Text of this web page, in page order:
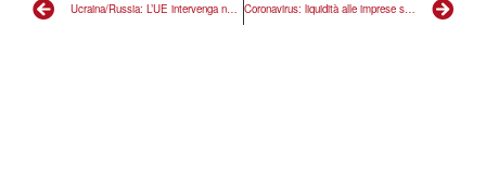
Ucraina/Russia: L’UE intervenga nello scambio di prigionieri Coronavirus: liquidità alle imprese subito con sostegno Unione europea